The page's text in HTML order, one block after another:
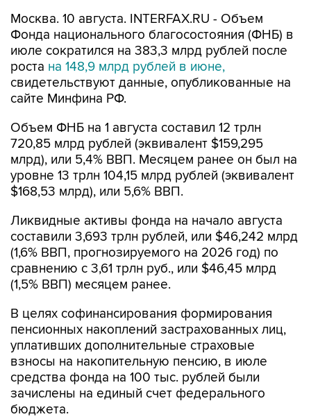
Москва. 10 августа. INTERFAX.RU - Объем
Фонда национального благосостояния (ФНБ) в
июле сократился на 383,3 млрд рублей после
роста на 148,9 млрд рублей в июне,
свидетельствуют данные, опубликованные на
сайте Минфина РФ.
Объем ФНБ на 1 августа составил 12 трлн
720,85 млрд рублей (эквивалент $159,295
млрд), или 5,4% ВВП. Месяцем ранее он был на
уровне 13 трлн 104,15 млрд рублей (эквивалент
$168,53 млрд), или 5,6% ВВП.
Ликвидные активы фонда на начало августа
составили 3,693 трлн рублей, или $46,242 млрд
(1,6% ВВП, прогнозируемого на 2026 год) по
сравнению с 3,61 трлн руб., или $46,45 млрд
(1,5% ВВП) месяцем ранее.
В целях софинансирования формирования
пенсионных накоплений застрахованных лиц,
уплативших дополнительные страховые
взносы на накопительную пенсию, в июле
средства фонда на 100 тыс. рублей были
зачислены на единый счет федерального
бюджета.